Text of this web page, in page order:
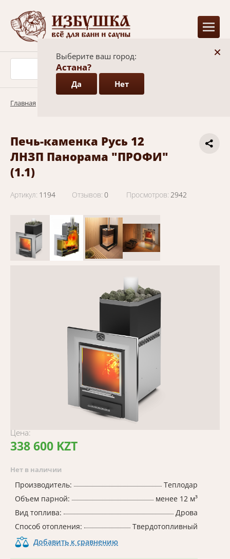
+
Выберите ваш город:
Астана?
Да Нет
Главная
Печь-каменка Русь 12
ЛНЗП Панорама "ПРОФИ"
(1.1)
Артикул: 1194 Отзывов: 0 Просмотров: 2942
Цена:
338 600 KZT
Нет в наличии
Производитель:
Теплодар
Объем парной:
менее 12 м³
Вид топлива:
Дрова
Способ отопления:
Твердотопливный
Добавить к сравнению